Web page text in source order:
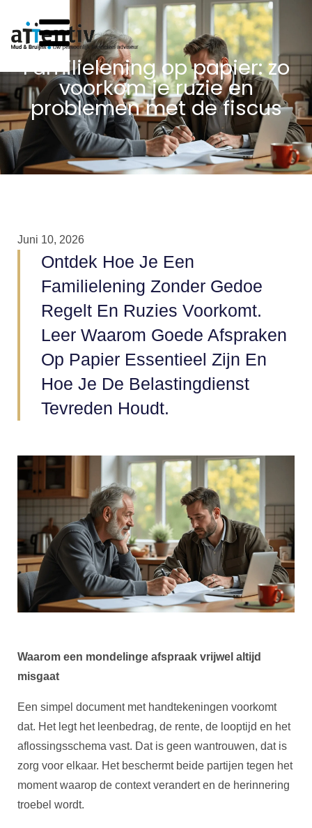
Familielening op papier: zo
voorkom je ruzie en
problemen met de fiscus
Juni 10, 2026
Ontdek Hoe Je Een
Familielening Zonder Gedoe
Regelt En Ruzies Voorkomt.
Leer Waarom Goede Afspraken
Op Papier Essentieel Zijn En
Hoe Je De Belastingdienst
Tevreden Houdt.
Waarom een mondelinge afspraak vrijwel altijd
misgaat
Een simpel document met handtekeningen voorkomt
dat. Het legt het leenbedrag, de rente, de looptijd en het
aflossingsschema vast. Dat is geen wantrouwen, dat is
zorg voor elkaar. Het beschermt beide partijen tegen het
moment waarop de context verandert en de herinnering
troebel wordt.